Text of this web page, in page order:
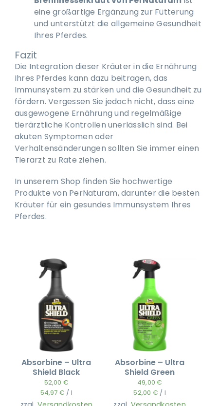
eine großartige Ergänzung zur Fütterung
und unterstützt die allgemeine Gesundheit
Ihres Pferdes.
Fazit
Die Integration dieser Kräuter in die Ernährung
Ihres Pferdes kann dazu beitragen, das
Immunsystem zu stärken und die Gesundheit zu
fördern. Vergessen Sie jedoch nicht, dass eine
ausgewogene Ernährung und regelmäßige
tierärztliche Kontrollen unerlässlich sind. Bei
akuten Symptomen oder
Verhaltensänderungen sollten Sie immer einen
Tierarzt zu Rate ziehen.
In unserem Shop finden Sie hochwertige
Produkte von PerNaturam, darunter die besten
Kräuter für ein gesundes Immunsystem Ihres
Pferdes.
Absorbine – Ultra
Shield Black
52,00 €
54,97 € / l
Absorbine – Ultra
Shield Green
49,00€
52,00 € / l